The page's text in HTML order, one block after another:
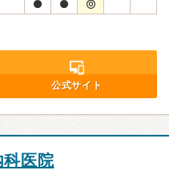
公式サイト
科医院